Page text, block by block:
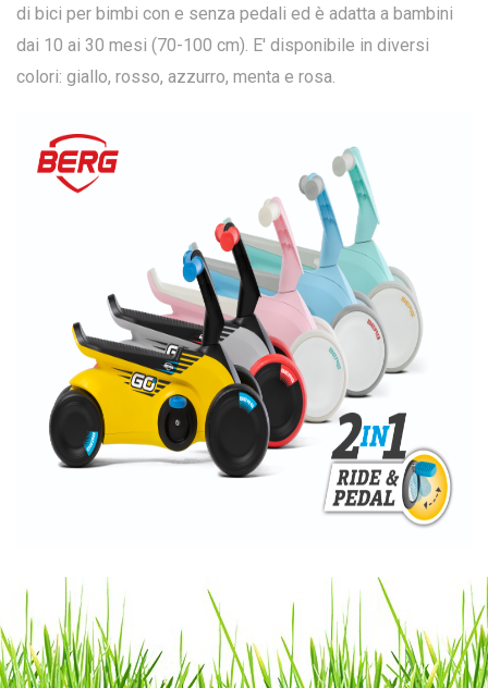
di bici per bimbi con e senza pedali ed è adatta a bambini
dai 10 ai 30 mesi (70-100 cm). E' disponibile in diversi
colori: giallo, rosso, azzurro, menta e rosa.